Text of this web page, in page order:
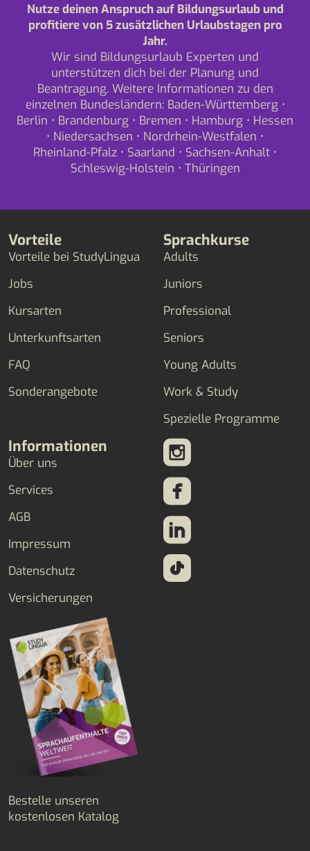
Nutze deinen Anspruch auf Bildungsurlaub und
profitiere von 5 zusätzlichen Urlaubstagen pro
Jahr.
Wir sind Bildungsurlaub Experten und
unterstützen dich bei der Planung und
Beantragung. Weitere Informationen zu den
einzelnen Bundesländern: Baden-Württemberg•
Berlin • Brandenburg • Bremen • Hamburg • Hessen
• Niedersachsen • Nordrhein-Westfalen •
Rheinland-Pfalz • Saarland • Sachsen-Anhalt •
Schleswig-Holstein • Thüringen
Vorteile
Vorteile bei StudyLingua
Jobs
Kursarten
Unterkunftsarten
FAQ
Sonderangebote
Sprachkurse
Adults
Juniors
Professional
Seniors
Young Adults
Work & Study
Spezielle Programme
Informationen
Über uns
Services
AGB
Impressum
Datenschutz
Versicherungen
Bestelle unseren
kostenlosen Katalog